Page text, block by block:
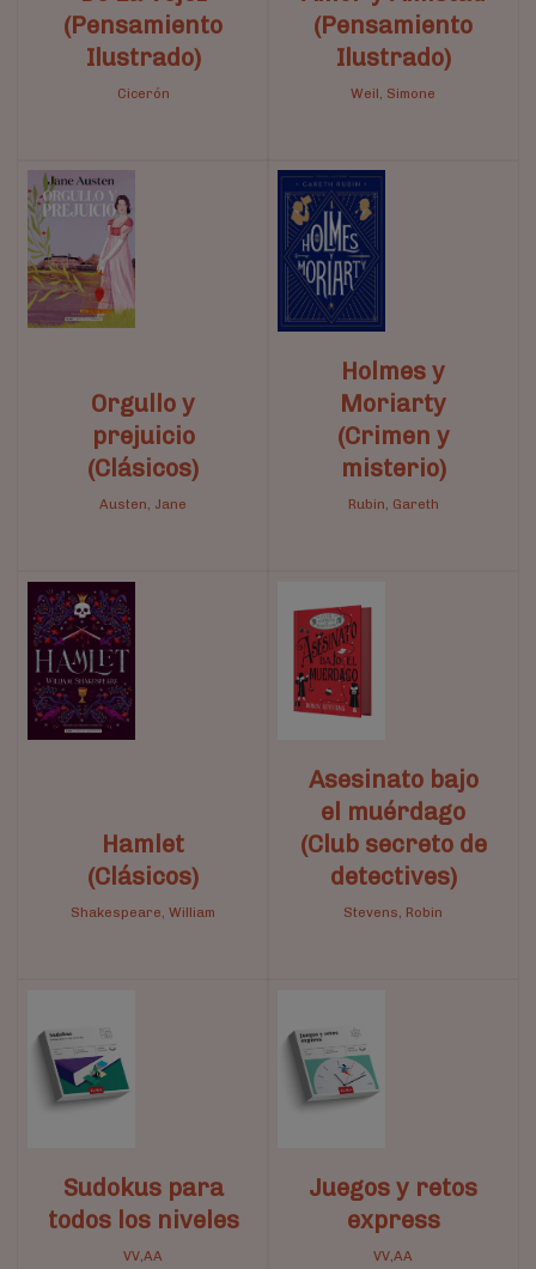
(Pensamiento
Ilustrado)
Cicerón
(Pensamiento
Ilustrado)
Weil, Simone
Orgullo y
prejuicio
(Clásicos)
Austen, Jane
Holmes y
Moriarty
(Crimen y
misterio)
Rubin, Gareth
Hamlet
(Clásicos)
Shakespeare, William
Asesinato bajo
el muérdago
(Club secreto de
detectives)
Stevens, Robin
Sudokus para
todos los niveles
VV,AA
Juegos y retos
express
VV,AA